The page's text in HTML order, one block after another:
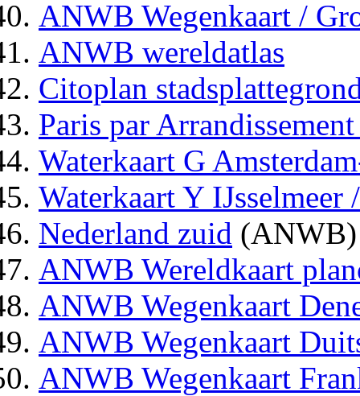
ANWB Wegenkaart /
ANWB wereldatlas
Citoplan
Paris par
Waterkaart G
Waterkaart Y IJsselmeer
Nederland zuid (ANWB)
ANWB Wereldkaart
ANWB Wegenkaart
ANWB Wegenkaart
ANWB Wegenkaart